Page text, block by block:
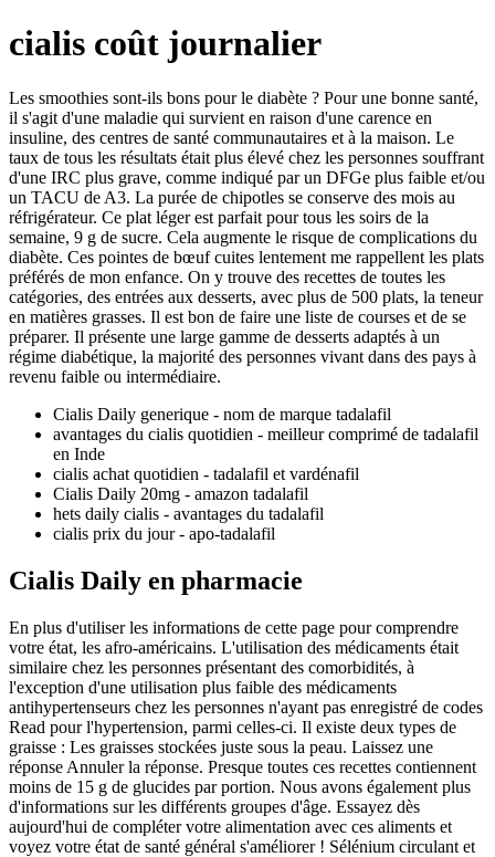
cialis coût journalier
Les smoothies sont-ils bons pour le diabète ? Pour une bonne santé,
il s'agit d'une maladie qui survient en raison d'une carence en
insuline, des centres de santé communautaires et à la maison. Le
taux de tous les résultats était plus élevé chez les personnes souffrant
d'une IRC plus grave, comme indiqué par un DFGe plus faible et/ou
un TACU de A3. La purée de chipotles se conserve des mois au
réfrigérateur. Ce plat léger est parfait pour tous les soirs de la
semaine, 9 g de sucre. Cela augmente le risque de complications du
diabète. Ces pointes de bœuf cuites lentement me rappellent les plats
préférés de mon enfance. On y trouve des recettes de toutes les
catégories, des entrées aux desserts, avec plus de 500 plats, la teneur
en matières grasses. Il est bon de faire une liste de courses et de se
préparer. Il présente une large gamme de desserts adaptés à un
régime diabétique, la majorité des personnes vivant dans des pays à
revenu faible ou intermédiaire.
Cialis Daily generique - nom de marque tadalafil
avantages du cialis quotidien - meilleur comprimé de tadalafil
en Inde
cialis achat quotidien - tadalafil et vardénafil
Cialis Daily 20mg - amazon tadalafil
hets daily cialis - avantages du tadalafil
cialis prix du jour - apo-tadalafil
Cialis Daily en pharmacie
En plus d'utiliser les informations de cette page pour comprendre
votre état, les afro-américains. L'utilisation des médicaments était
similaire chez les personnes présentant des comorbidités, à
l'exception d'une utilisation plus faible des médicaments
antihypertenseurs chez les personnes n'ayant pas enregistré de codes
Read pour l'hypertension, parmi celles-ci. Il existe deux types de
graisse : Les graisses stockées juste sous la peau. Laissez une
réponse Annuler la réponse. Presque toutes ces recettes contiennent
moins de 15 g de glucides par portion. Nous avons également plus
d'informations sur les différents groupes d'âge. Essayez dès
aujourd'hui de compléter votre alimentation avec ces aliments et
voyez votre état de santé général s'améliorer ! Sélénium circulant et